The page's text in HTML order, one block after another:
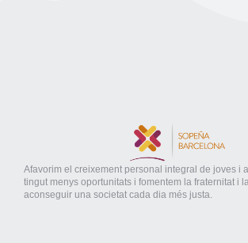
Afavorim el creixement personal integral de joves i
tingut menys oportunitats i fomentem la fraternitat i
aconseguir una societat cada dia més justa.